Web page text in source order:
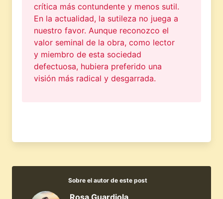
crítica más contundente y menos sutil.
En la actualidad, la sutileza no juega a
nuestro favor. Aunque reconozco el
valor seminal de la obra, como lector
y miembro de esta sociedad
defectuosa, hubiera preferido una
visión más radical y desgarrada.
Sobre el autor de este post
Rosa Guardiola